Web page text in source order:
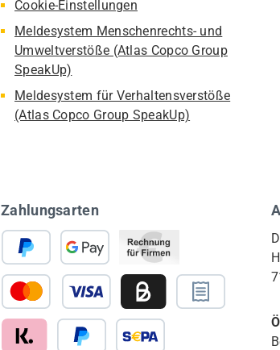
Cookie-Einstellungen
Meldesystem Menschenrechts- und
Umweltverstöße (Atlas Copco Group
SpeakUp)
Meldesystem für Verhaltensverstöße
(Atlas Copco Group SpeakUp)
Zahlungsarten